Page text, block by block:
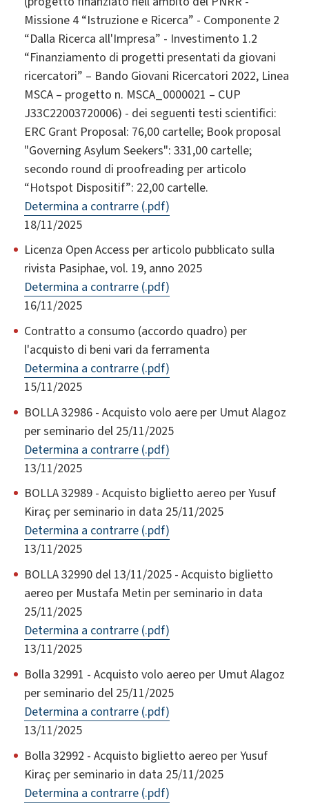
Missione 4 “Istruzione e Ricerca” - Componente 2
“Dalla Ricerca all'Impresa” - Investimento 1.2
“Finanziamento di progetti presentati da giovani
ricercatori” – Bando Giovani Ricercatori 2022, Linea
MSCA – progetto n. MSCA_0000021 – CUP
J33C22003720006) - dei seguenti testi scientifici:
ERC Grant Proposal: 76,00 cartelle; Book proposal
"Governing Asylum Seekers": 331,00 cartelle;
secondo round di proofreading per articolo
“Hotspot Dispositif”: 22,00 cartelle.
Determina a contrarre (.pdf)
18/11/2025
Licenza Open Access per articolo pubblicato sulla
rivista Pasiphae, vol. 19, anno 2025
Determina a contrarre (.pdf)
16/11/2025
Contratto a consumo (accordo quadro) per
l'acquisto di beni vari da ferramenta
Determina a contrarre (.pdf)
15/11/2025
BOLLA 32986 - Acquisto volo aere per Umut Alagoz
per seminario del 25/11/2025
Determina a contrarre (.pdf)
13/11/2025
BOLLA 32989 - Acquisto biglietto aereo per Yusuf
Kiraç per seminario in data 25/11/2025
Determina a contrarre (.pdf)
13/11/2025
BOLLA 32990 del 13/11/2025 - Acquisto biglietto
aereo per Mustafa Metin per seminario in data
25/11/2025
Determina a contrarre (.pdf)
13/11/2025
Bolla 32991 - Acquisto volo aereo per Umut Alagoz
per seminario del 25/11/2025
Determina a contrarre (.pdf)
13/11/2025
Bolla 32992 - Acquisto biglietto aereo per Yusuf
Kiraç per seminario in data 25/11/2025
Determina a contrarre (.pdf)